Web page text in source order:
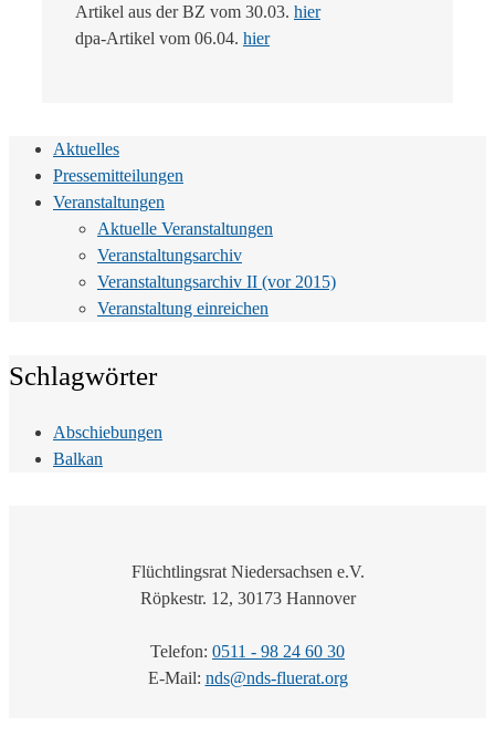
Artikel aus der BZ vom 30.03. hier
dpa-Artikel vom 06.04. hier
Aktuelles
Pressemitteilungen
Veranstaltungen
Aktuelle Veranstaltungen
Veranstaltungsarchiv
Veranstaltungsarchiv II (vor 2015)
Veranstaltung einreichen
Schlagwörter
Abschiebungen
Balkan
Flüchtlingsrat Niedersachsen e.V.
Röpkestr. 12, 30173 Hannover
Telefon: 0511 - 98 24 60 30
E-Mail: nds@nds-fluerat.org